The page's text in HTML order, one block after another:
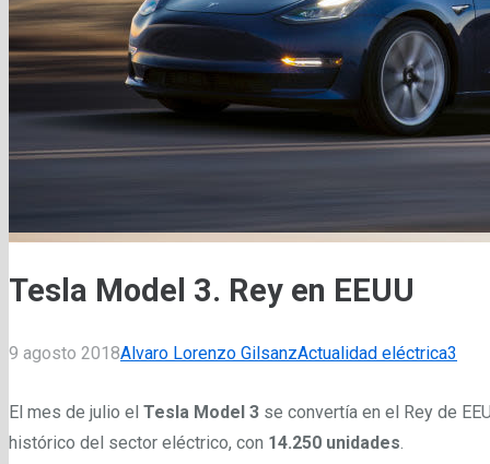
Tesla Model 3. Rey en EEUU
9 agosto 2018Alvaro Lorenzo GilsanzActualidad eléctrica3
El mes de julio el Tesla Model 3 se convertía en el Rey de
histórico del sector eléctrico, con 14.250 unidades.